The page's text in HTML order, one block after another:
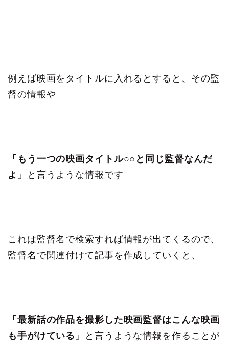
例えば映画をタイトルに入れるとすると、その監
督の情報や
「もう一つの映画タイトル○○と同じ監督なんだ
よ」
と言うような情報です
これは監督名で検索すれば情報が出てくるので、
監督名で関連付けて記事を作成していくと、
「最新話の作品を撮影した映画監督はこんな映画
も手がけている」
と言うような情報を作ることが